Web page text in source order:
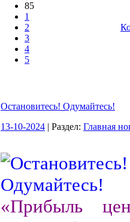
85
1
2
3
4
5
Остановитесь! Одумайтесь!
13-10-2024 | Раздел: Главная
«Прибыль